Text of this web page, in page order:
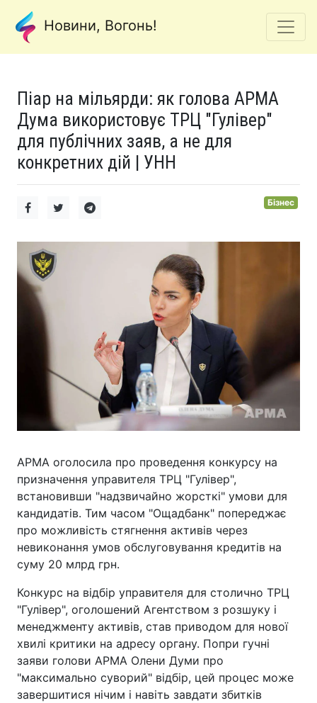
Новини, Вогонь!
Піар на мільярди: як голова АРМА
Дума використовує ТРЦ "Гулівер"
для публічних заяв, а не для
конкретних дій | УНН
Бізнес
АРМА оголосила про проведення конкурсу на
призначення управителя ТРЦ "Гулівер",
встановивши "надзвичайно жорсткі" умови для
кандидатів. Тим часом "Ощадбанк" попереджає
про можливість стягнення активів через
невиконання умов обслуговування кредитів на
суму 20 млрд грн.
Конкурс на відбір управителя для столично ТРЦ
"Гулівер", оголошений Агентством з розшуку і
менеджменту активів, став приводом для нової
хвилі критики на адресу органу. Попри гучні
заяви голови АРМА Олени Думи про
"максимально суворий" відбір, цей процес може
завершитися нічим і навіть завдати збитків